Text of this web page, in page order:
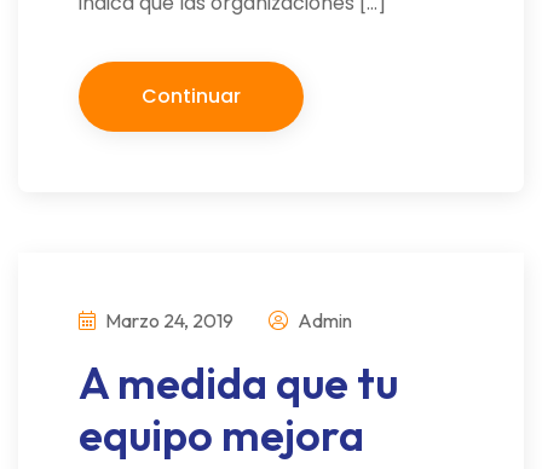
Continuar
Marzo 24, 2019 Admin
A medida que tu
equipo mejora